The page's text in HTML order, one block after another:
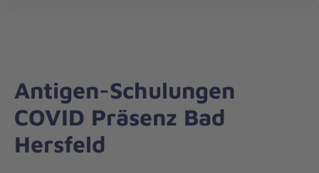
zum
Leben
Antigen-Schulungen
COVID Präsenz Bad
Hersfeld